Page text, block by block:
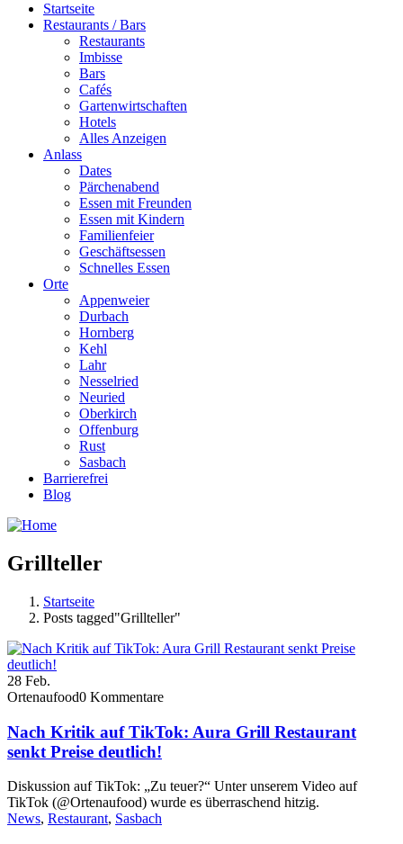
Startseite
Restaurants / Bars
Restaurants
Imbisse
Bars
Cafés
Gartenwirtschaften
Hotels
Alles Anzeigen
Anlass
Dates
Pärchenabend
Essen mit Freunden
Essen mit Kindern
Familienfeier
Geschäftsessen
Schnelles Essen
Orte
Appenweier
Durbach
Hornberg
Kehl
Lahr
Nesselried
Neuried
Oberkirch
Offenburg
Rust
Sasbach
Barrierefrei
Blog
Grillteller
Startseite
Posts tagged"Grillteller"
28 Feb.
Ortenaufood0 Kommentare
Nach Kritik auf TikTok: Aura Grill Restaurant
senkt Preise deutlich!
Diskussion auf TikTok: „Zu teuer?“ Unter unserem Video auf
TikTok (@Ortenaufood) wurde es überraschend hitzig.
News, Restaurant, Sasbach